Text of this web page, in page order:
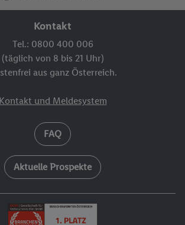
Kontakt
Tel.: 0800 400 006
(täglich von 8 bis 21 Uhr)
aus ganz Österreich.
Kontakt und Meldesystem
FAQ
Aktuelle Prospekte